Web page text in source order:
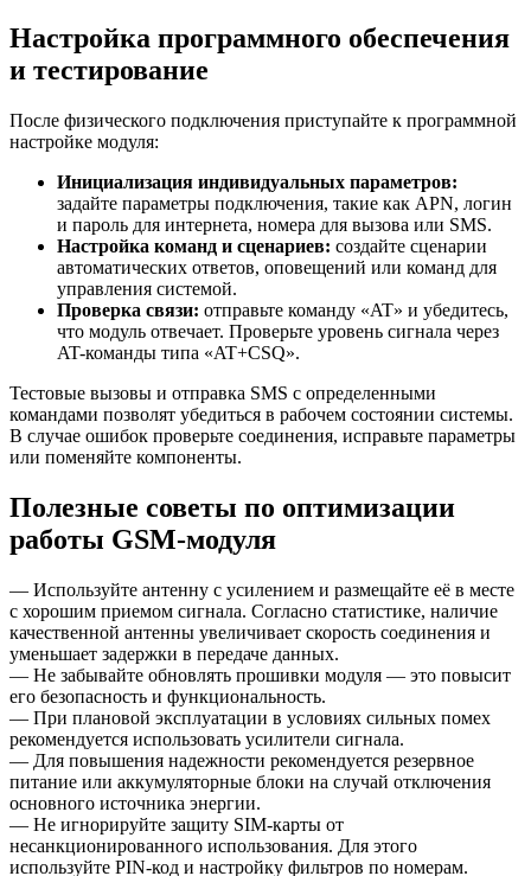
Настройка программного обеспечения
и тестирование
После физического подключения приступайте к программной
настройке модуля:
Инициализация индивидуальных параметров:
задайте параметры подключения, такие как APN, логин
и пароль для интернета, номера для вызова или SMS.
Настройка команд и сценариев: создайте сценарии
автоматических ответов, оповещений или команд для
управления системой.
Проверка связи: отправьте команду «AT» и убедитесь,
что модуль отвечает. Проверьте уровень сигнала через
AT-команды типа «AT+CSQ».
Тестовые вызовы и отправка SMS с определенными
командами позволят убедиться в рабочем состоянии системы.
В случае ошибок проверьте соединения, исправьте параметры
или поменяйте компоненты.
Полезные советы по оптимизации
работы GSM-модуля
— Используйте антенну с усилением и размещайте её в месте
с хорошим приемом сигнала. Согласно статистике, наличие
качественной антенны увеличивает скорость соединения и
уменьшает задержки в передаче данных.
— Не забывайте обновлять прошивки модуля — это повысит
его безопасность и функциональность.
— При плановой эксплуатации в условиях сильных помех
рекомендуется использовать усилители сигнала.
— Для повышения надежности рекомендуется резервное
питание или аккумуляторные блоки на случай отключения
основного источника энергии.
— Не игнорируйте защиту SIM-карты от
несанкционированного использования. Для этого
используйте PIN-код и настройку фильтров по номерам.